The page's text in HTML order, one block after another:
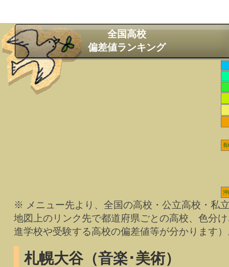
全国高校
偏差値ランキング
長
沖
※ メニュー先より、全国の高校・公立高校・私
地図上のリンク先で都道府県ごとの高校、色分
進学校や受験する高校の偏差値等が分かります
札幌大谷（音楽･美術）